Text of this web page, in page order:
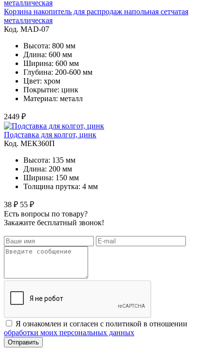
Корзина накопитель для распродаж напольная сетчатая
металлическая
Код. MAD-07
Высота: 800 мм
Длина: 600 мм
Ширина: 600 мм
Глубина: 200-600 мм
Цвет: хром
Покрытие: цинк
Материал: металл
2449 ₽
Подставка для колгот, цинк
Код. MЕК360П
Высота: 135 мм
Длина: 200 мм
Ширина: 150 мм
Толщина прутка: 4 мм
38 ₽ 55 ₽
Есть вопросы по товару?
Закажите бесплатный звонок!
Я ознакомлен и согласен с политикой в отношении
обработки моих персональных данных